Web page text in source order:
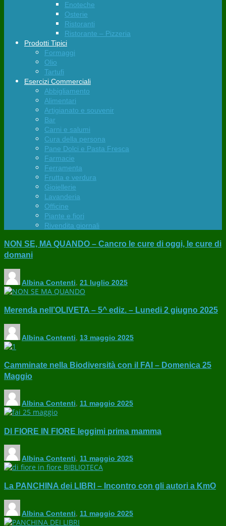
Enoteche
Osterie
Ristoranti
Ristorante – Pizzeria
Prodotti Tipici
Formaggi
Olio
Tartufi
Esercizi Commerciali
Abbigliamento
Alimentari
Artigianato e souvenir
Bar
Carni e salumi
Cura della persona
Pane Dolci e Pasta Fresca
Farmacie
Ferramenta
Frutta e verdura
Gioiellerie
Lavanderia
Officine
Piante e fiori
Rivendita giornali
NON SE, MA QUANDO – Cancro le cure di oggi, le cure di
domani
Albina Contenti, 21 luglio 2025
Merenda nell’OLIVETA – 5^ ediz. – Lunedi 2 giugno 2025
Albina Contenti, 13 maggio 2025
Camminate nella Biodiversità con il FAI – Domenica 25
Maggio
Albina Contenti, 11 maggio 2025
DI FIORE IN FIORE leggimi prima mamma
Albina Contenti, 11 maggio 2025
La PANCHINA dei LIBRI – Incontro con gli autori a KmO
Albina Contenti, 11 maggio 2025